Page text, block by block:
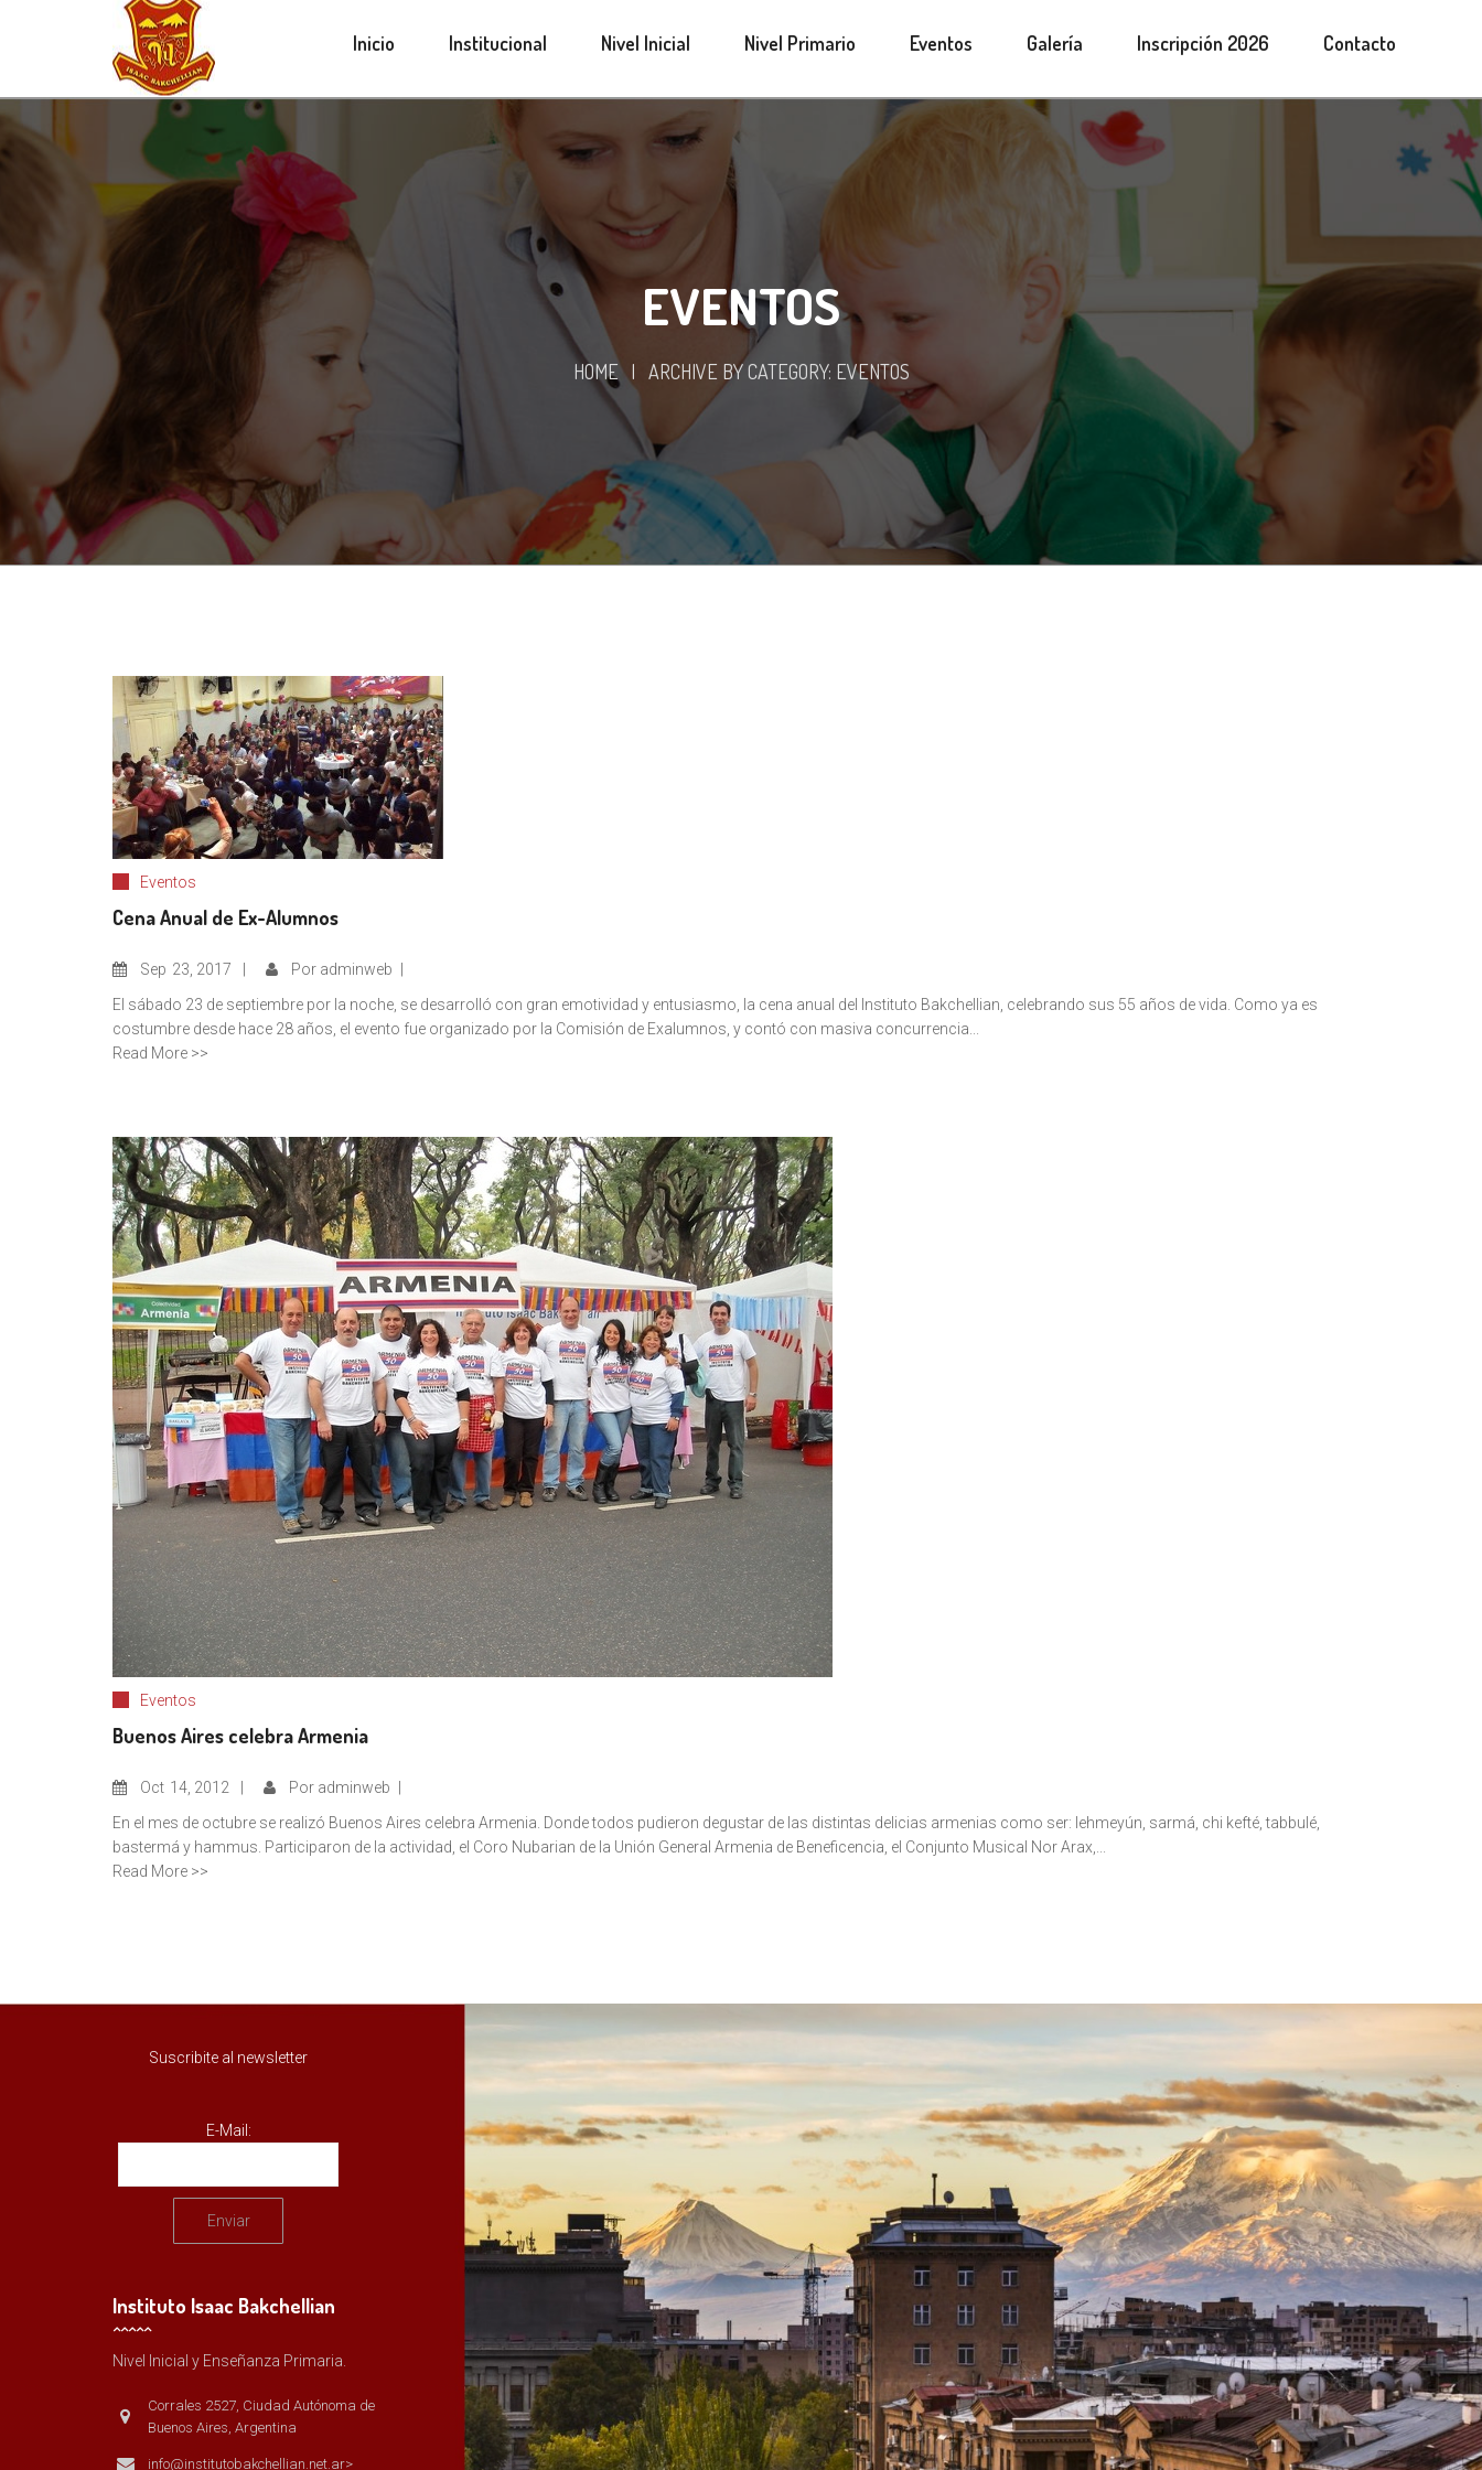
Inicio Institucional Nivel Inicial Nivel Primario Eventos Galería Inscripción 2026 Contacto
EVENTOS
HOME | ARCHIVE BY CATEGORY: EVENTOS
Eventos
Cena Anual de Ex-Alumnos
Sep 23, 2017 Por adminweb
El sábado 23 de septiembre por la noche, se desarrolló con gran emotividad y entusiasmo, la cena anual del Instituto Bakchellian, celebrando sus 55 años de vida. Como ya es
costumbre desde hace 28 años, el evento fue organizado por la Comisión de Exalumnos, y contó con masiva concurrencia...
Read More >>
Eventos
Buenos Aires celebra Armenia
Oct 14, 2012 Por adminweb
En el mes de octubre se realizó Buenos Aires celebra Armenia. Donde todos pudieron degustar de las distintas delicias armenias como ser: lehmeyún, sarmá, chi kefté, tabbulé,
bastermá y hammus. Participaron de la actividad, el Coro Nubarian de la Unión General Armenia de Beneficencia, el Conjunto Musical Nor Arax,...
Read More >>
Suscribite al newsletter
E-Mail:
Instituto Isaac Bakchellian
Nivel Inicial y Enseñanza Primaria.
Corrales 2527, Ciudad Autónoma de
Buenos Aires, Argentina
info@institutobakchellian.net.ar>